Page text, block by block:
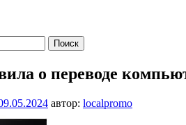
о переводе
автор: localpromo